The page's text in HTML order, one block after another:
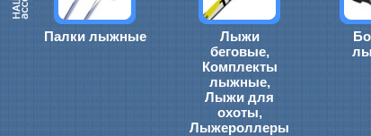
Палки лыжные
Лыжи
беговые,
Комплекты
лыжные,
Лыжи для
охоты,
Лыжероллеры